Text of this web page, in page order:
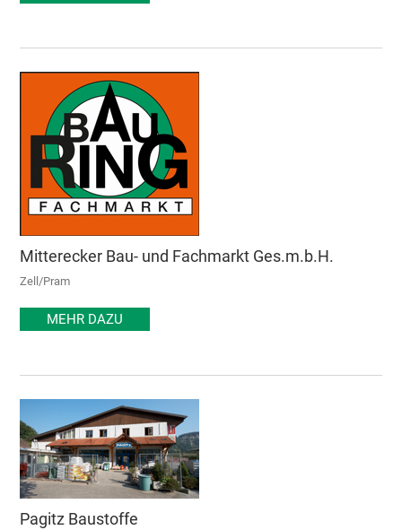
Mitterecker Bau- und Fachmarkt Ges.m.b.H.
Zell/Pram
MEHR DAZU
Pagitz Baustoffe